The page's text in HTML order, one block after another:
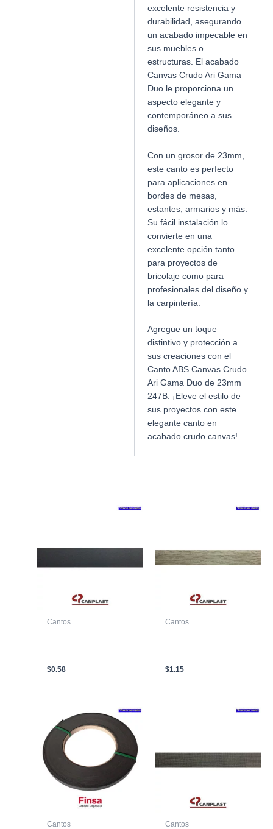
excelente resistencia y
durabilidad, asegurando
un acabado impecable en
sus muebles o
estructuras. El acabado
Canvas Crudo Ari Gama
Duo le proporciona un
aspecto elegante y
contemporáneo a sus
diseños.
Con un grosor de 23mm,
este canto es perfecto
para aplicaciones en
bordes de mesas,
estantes, armarios y más.
Su fácil instalación lo
convierte en una
excelente opción tanto
para proyectos de
bricolaje como para
profesionales del diseño y
la carpintería.
Agregue un toque
distintivo y protección a
sus creaciones con el
Canto ABS Canvas Crudo
Ari Gama Duo de 23mm
247B. ¡Eleve el estilo de
sus proyectos con este
elegante canto en
acabado crudo canvas!
Cantos
$0.58
Cantos
$1.15
Cantos Cantos